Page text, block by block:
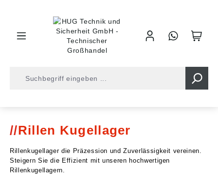
Rillen Kugellager
Rillenkugellager die Präzession und Zuverlässigkeit vereinen.
Steigern Sie die Effizient mit unseren hochwertigen
Rillenkugellagern.